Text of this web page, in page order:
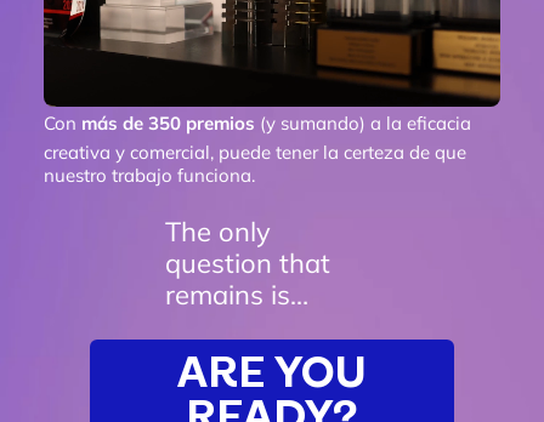
Con más de 350 premios (y sumando) a la eficacia
creativa y comercial, puede tener la certeza de que
nuestro trabajo funciona.
The only
question that
remains is…
ARE YOU